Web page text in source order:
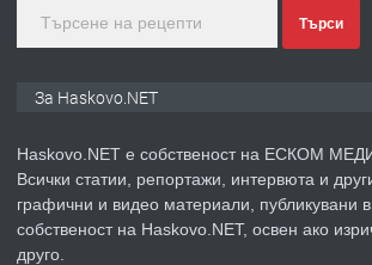
ПРЕДЛАГА
№4119 Едностаен
Търси
За Haskovo.NET
Haskovo.NET е собственост на ЕСКОМ
Всички статии, репортажи, интервюта и
графични и видео материали, публикувани
собственост на Haskovo.NET, освен ако
друго.